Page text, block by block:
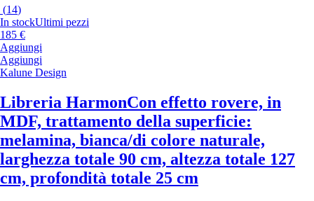
(14)
In stockUltimi pezzi
185 €
Aggiungi
Aggiungi
Kalune Design
Libreria HarmonCon effetto rovere, in
MDF, trattamento della superficie:
melamina, bianca/di colore naturale,
larghezza totale 90 cm, altezza totale 127
cm, profondità totale 25 cm